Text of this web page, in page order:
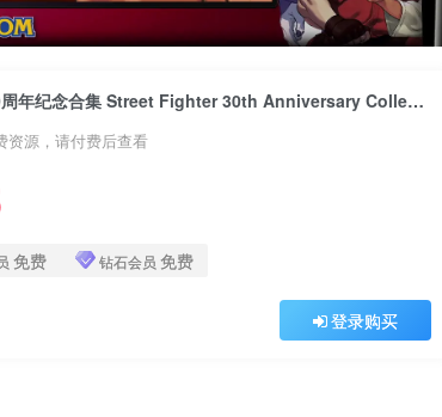
街头霸王30周年纪念合集 Street Fighter 30th Anniversary Collection Update-10 26版 集成全DLC 官方中文
资源，请付费后查看
免费 钻石会员 免费
登录购买